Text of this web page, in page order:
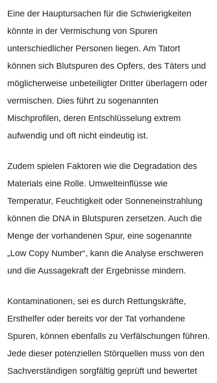
Eine der Hauptursachen für die Schwierigkeiten
könnte in der Vermischung von Spuren
unterschiedlicher Personen liegen. Am Tatort
können sich Blutspuren des Opfers, des Täters und
möglicherweise unbeteiligter Dritter überlagern oder
vermischen. Dies führt zu sogenannten
Mischprofilen, deren Entschlüsselung extrem
aufwendig und oft nicht eindeutig ist.
Zudem spielen Faktoren wie die Degradation des
Materials eine Rolle. Umwelteinflüsse wie
Temperatur, Feuchtigkeit oder Sonneneinstrahlung
können die DNA in Blutspuren zersetzen. Auch die
Menge der vorhandenen Spur, eine sogenannte
„Low Copy Number“, kann die Analyse erschweren
und die Aussagekraft der Ergebnisse mindern.
Kontaminationen, sei es durch Rettungskräfte,
Ersthelfer oder bereits vor der Tat vorhandene
Spuren, können ebenfalls zu Verfälschungen führen.
Jede dieser potenziellen Störquellen muss von den
Sachverständigen sorgfältig geprüft und bewertet